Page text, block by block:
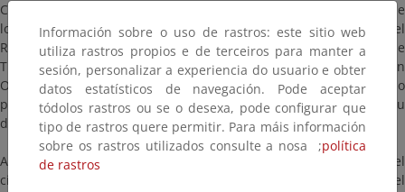
Costas, se somete a trámite de Información Pública y a Informe de
los Organismos que se relacionan en el Artículo 98 del
Reglamento General para su aplicación, durante un plazo de
TREINTA (30) días, a contar desde su publicación en el Boletín
Oficial de la Provincia de Almería, pudiéndose formular en dicho
plazo las alegaciones por escrito que estimen pertinentes a su
derecho.
Asimismo y con el fin de que los interesados puedan examinar el
citado Proyecto, durante el período de Información Pública el
Información sobre o uso de rastros: este sitio web
utiliza rastros propios e de terceiros para manter a
sesión, personalizar a experiencia do usuario e obter
datos estatísticos de navegación. Pode aceptar
tódolos rastros ou se o desexa, pode configurar que
tipo de rastros quere permitir. Para máis información
sobre os rastros utilizados consulte a nosa ;política
de rastros